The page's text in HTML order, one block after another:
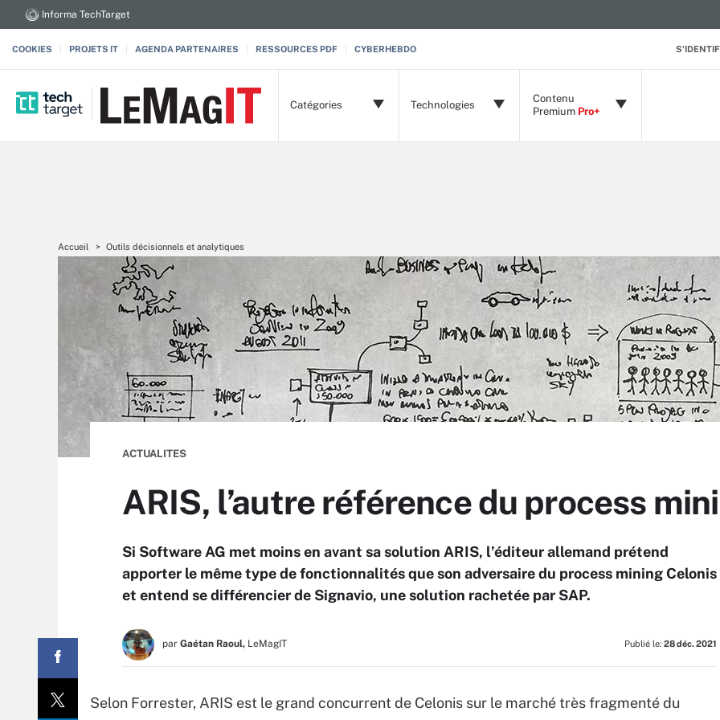
Informa TechTarget
COOKIES PROJETS IT AGENDA PARTENAIRES RESSOURCES PDF CYBERHEBDO
Catégories Technologies
Contenu
Premium Pro+
Accueil Outils décisionnels et analytiques
ACTUALITES
ARIS, l’autre référence du process
Si Software AG met moins en avant sa solution ARIS, l’éditeur allemand prétend
apporter le même type de fonctionnalités que son adversaire du process mining Celonis
et entend se différencier de Signavio, une solution rachetée par SAP.
par Gaétan Raoul, LeMagIT Publié le: 28 déc. 2021
Selon Forrester, ARIS est le grand concurrent de Celonis sur le marché très fragmenté du